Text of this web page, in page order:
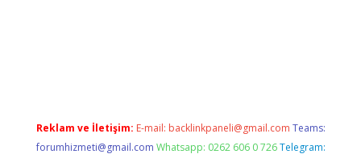
Reklam ve İletişim: E-mail: backlinkpaneli@gmail.com Teams:
forumhizmeti@gmail.com Whatsapp: 0262 606 0 726 Telegram: